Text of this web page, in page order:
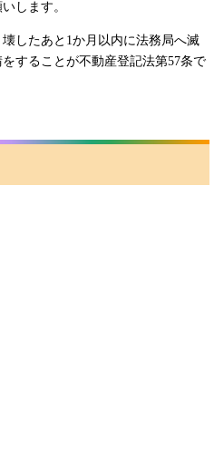
します。
したあと1か月以内に法務局へ滅
することが不動産登記法第57条で